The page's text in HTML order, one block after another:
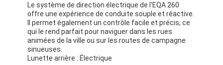
Le système de direction électrique de l'EQA 260
offre une expérience de conduite souple et réactive.
Il permet également un contrôle facile et précis, ce
qui le rend parfait pour naviguer dans les rues
animées de la ville ou sur les routes de campagne
sinueuses.
Lunette arrière : Électrique